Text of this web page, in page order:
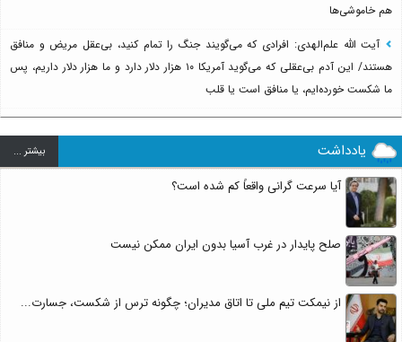
هم خاموشی‌ها
آیت الله علم‌الهدی: افرادی که می‌گویند جنگ را تمام کنید، بی‌عقل مریض و منافق
هستند/ این آدم بی‌عقلی که می‌گوید آمریکا ۱۰ هزار دلار دارد و ما هزار دلار داریم، پس
ما شکست خورده‌ایم، یا منافق است یا قلب
یادداشت بيشتر ...
آیا سرعت گرانی واقعاً کم شده است؟
صلح پایدار در غرب آسیا بدون ایران ممکن نیست
از نیمکت تیم ملی تا اتاق مدیران؛ چگونه ترس از شکست، جسارت...